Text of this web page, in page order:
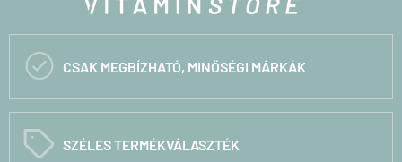
 CSAK MEGBÍZHATÓ, MINŐSÉGI MÁRKÁK
C SZÉLES TERMÉKVÁLASZTÉK